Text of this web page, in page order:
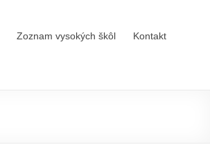
Zoznam vysokých škôl Kontakt